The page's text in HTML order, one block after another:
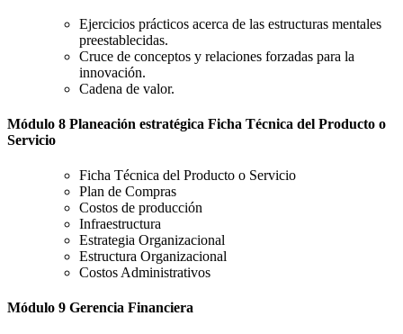
Ejercicios prácticos acerca de las estructuras mentales
preestablecidas.
Cruce de conceptos y relaciones forzadas para la
innovación.
Cadena de valor.
Módulo 8 Planeación estratégica Ficha Técnica del Producto o
Servicio
Ficha Técnica del Producto o Servicio
Plan de Compras
Costos de producción
Infraestructura
Estrategia Organizacional
Estructura Organizacional
Costos Administrativos
Módulo 9 Gerencia Financiera